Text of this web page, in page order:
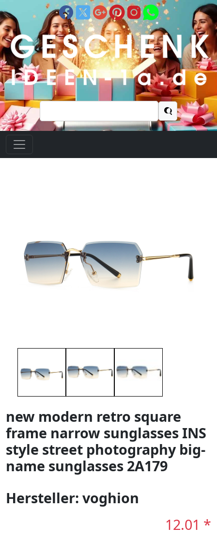
Suchen
nach:
new modern retro square
frame narrow sunglasses INS
style street photography big-
name sunglasses 2A179
Hersteller: voghion
12.01 *